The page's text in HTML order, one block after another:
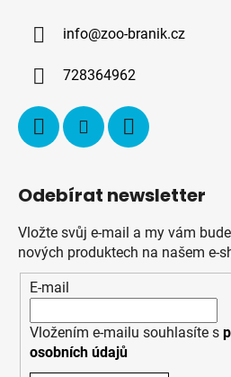
info@zoo-branik.cz
728364962
Odebírat newsletter
Vložte svůj e-mail a my vám
nových produktech na našem e-
E-mail
Vložením e-mailu souhlasíte s
osobních údajů